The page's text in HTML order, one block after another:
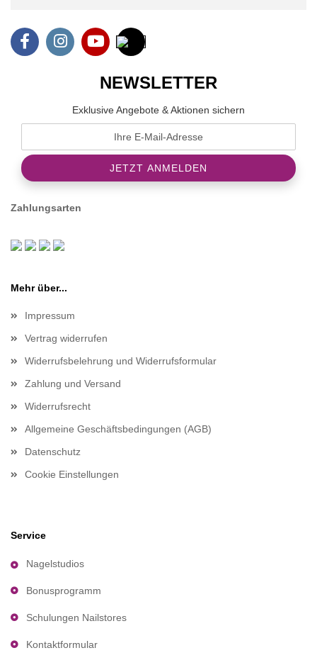
NEWSLETTER
Exklusive Angebote & Aktionen sichern
Zahlungsarten
Mehr über...
Impressum
Vertrag widerrufen
Widerrufsbelehrung und Widerrufsformular
Zahlung und Versand
Widerrufsrecht
Allgemeine Geschäftsbedingungen (AGB)
Datenschutz
Cookie Einstellungen
Service
Nagelstudios
Bonusprogramm
Schulungen Nailstores
Kontaktformular